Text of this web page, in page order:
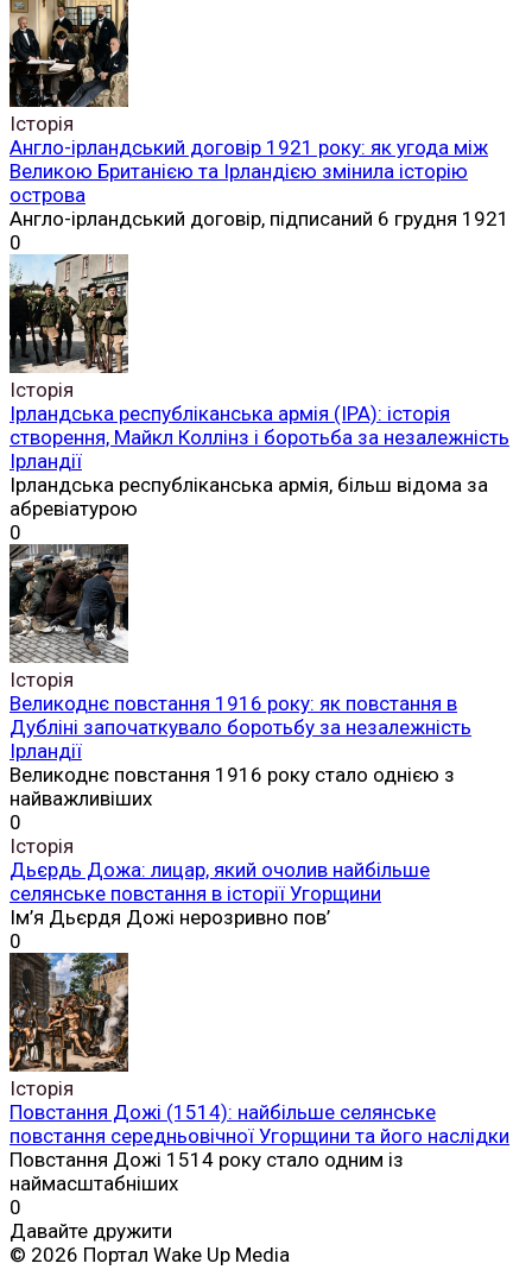
Історія
Англо-ірландський договір 1921 року: як угода між
Великою Британією та Ірландією змінила історію
острова
Англо-ірландський договір, підписаний 6 грудня 1921
0
Історія
Ірландська республіканська армія (ІРА): історія
створення, Майкл Коллінз і боротьба за незалежність
Ірландії
Ірландська республіканська армія, більш відома за
абревіатурою
0
Історія
Великоднє повстання 1916 року: як повстання в
Дубліні започаткувало боротьбу за незалежність
Ірландії
Великоднє повстання 1916 року стало однією з
найважливіших
0
Історія
Дьєрдь Дожа: лицар, який очолив найбільше
селянське повстання в історії Угорщини
Ім’я Дьєрдя Дожі нерозривно пов’
0
Історія
Повстання Дожі (1514): найбільше селянське
повстання середньовічної Угорщини та його наслідки
Повстання Дожі 1514 року стало одним із
наймасштабніших
0
Давайте дружити
© 2026 Портал Wake Up Media